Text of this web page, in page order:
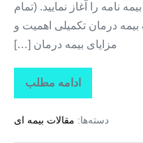
نامه را آغاز نمایید. (تمام
درمان تکمیلی اهمیت و
مزایای بیمه درمان […]
ادامه مطلب
تاراز
بیمه
بیمه
دسته‌ها: مقالات بیمه ای